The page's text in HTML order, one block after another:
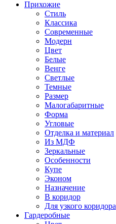
Прихожие
Стиль
Классика
Современные
Модерн
Цвет
Белые
Венге
Светлые
Темные
Размер
Малогабаритные
Форма
Угловые
Отделка и материал
Из МДФ
Зеркальные
Особенности
Купе
Эконом
Назначение
В коридор
Для узкого коридора
Гардеробные